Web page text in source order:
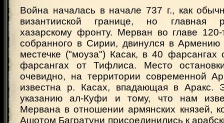
Война началась в начале 737 г., как
византииской границе, но главная
хазарскому фронту. Мерван во главе 120-
собранного в Сирии, двинулся в
местечке ("моуза") Касак, в 40 фарсангах
фарсангах от Тифлиса. Место
очевидно, на территории современной
известна р. Касах, впадающая в Аракс.
указанию ал-Куфи и тому, что нам
Мервана в отношении армянских князей,
Ашотом Багратуни присоединились к